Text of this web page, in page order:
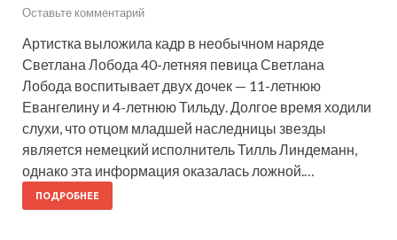
Оставьте комментарий
Артистка выложила кадр в необычном наряде
Светлана Лобода 40-летняя певица Светлана
Лобода воспитывает двух дочек — 11-летнюю
Евангелину и 4-летнюю Тильду. Долгое время ходили
слухи, что отцом младшей наследницы звезды
является немецкий исполнитель Тилль Линдеманн,
однако эта информация оказалась ложной.…
ПОДРОБНЕЕ